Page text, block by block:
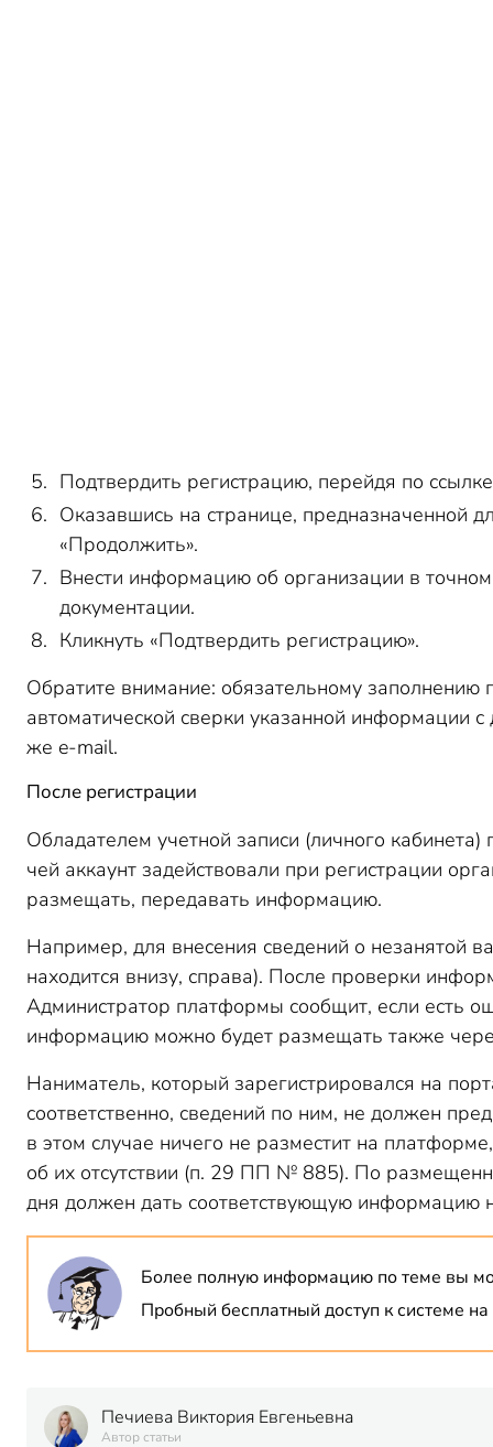
Подтвердить регистрацию, перейдя по
Оказавшись на странице, предназначенной
«Продолжить».
Внести информацию об организации в точном
документации.
Кликнуть «Подтвердить регистрацию».
Обратите внимание: обязательному
автоматической сверки указанной информации
же e-mail.
После регистрации
Обладателем учетной записи (личного
чей аккаунт задействовали при регистрации
размещать, передавать информацию.
Например, для внесения сведений о незанятой
находится внизу, справа). После проверки
Администратор платформы сообщит, если есть
информацию можно будет размещать также
Наниматель, который зарегистрировался на
соответственно, сведений по ним, не должен
в этом случае ничего не разместит на
об их отсутствии (п. 29 ПП № 885). По
дня должен дать соответствующую информацию
Более полную информацию по теме вы
Пробный бесплатный доступ к системе
Печиева Виктория Евгеньевна
Автор статьи